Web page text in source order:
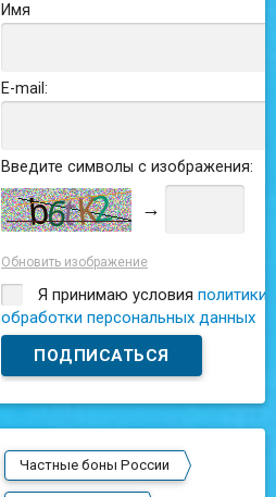
Имя
E-mail:
Введите символы с изображения:
→
Обновить изображение
Я принимаю условияполитики
обработки персональных данных
Частные боны России